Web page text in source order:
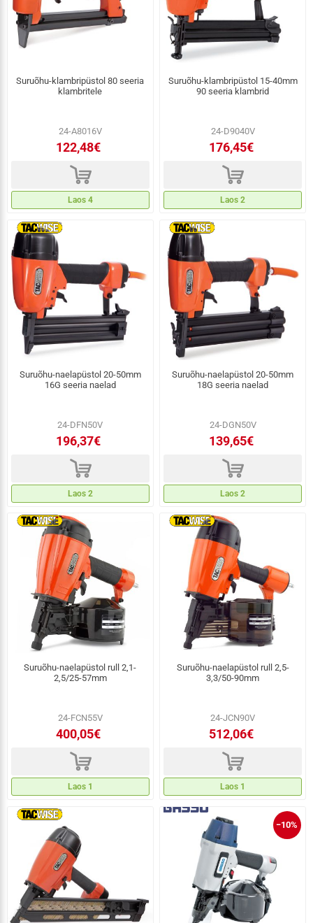
Suruõhu-klambripüstol 80 seeria
klambritele
24-A8016V
122,48€
d
Laos 4
Suruõhu-klambripüstol 15-40mm
90 seeria klambrid
24-D9040V
176,45€
d
Laos 2
Suruõhu-naelapüstol 20-50mm
16G seeria naelad
24-DFN50V
196,37€
d
Laos 2
Suruõhu-naelapüstol 20-50mm
18G seeria naelad
24-DGN50V
139,65€
d
Laos 2
Suruõhu-naelapüstol rull 2,1-
2,5/25-57mm
24-FCN55V
400,05€
d
Laos 1
Suruõhu-naelapüstol rull 2,5-
3,3/50-90mm
24-JCN90V
512,06€
d
Laos 1
−10%